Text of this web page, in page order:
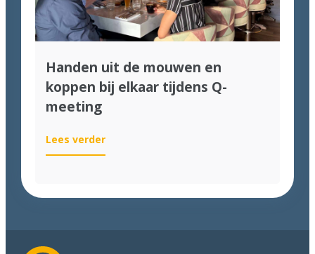
Handen uit de mouwen en
koppen bij elkaar tijdens Q-
meeting
Lees verder:
Handen
mouwen